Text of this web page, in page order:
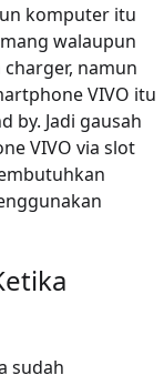
komputer itu
walaupun
namun
VIVO itu
by. Jadi gausah
VIVO via slot
sudah